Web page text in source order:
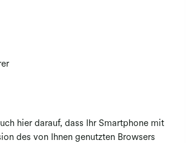
Kunst
Kunst & Fotografie
hier darauf, dass Ihr Smartphone mit
des von Ihnen genutzten Browsers